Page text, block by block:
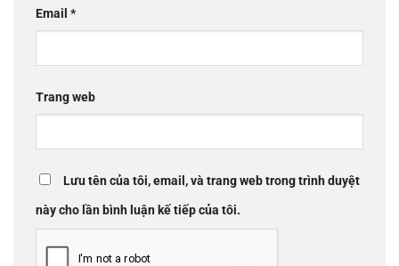
Email *
Trang web
Lưu tên của tôi, email, và trang web trong trình duyệt
này cho lần bình luận kế tiếp của tôi.